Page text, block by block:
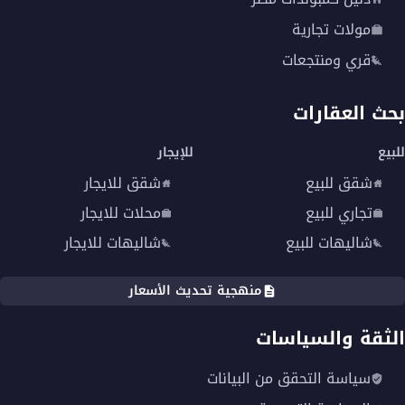
قصيرة، تواصل الآن مع خدمة العملاء لاختيار المساحة
وأنظمة السداد التي تناسب احتياجاتك.
مولات تجارية
قري ومنتجعات
بحث العقارات
للبيع
شقق للبيع
تجاري للبيع
شاليهات للبيع
للإيجار
شقق للايجار
محلات للايجار
شاليهات للايجار
منهجية تحديث الأسعار
الثقة والسياسات
سياسة التحقق من البيانات